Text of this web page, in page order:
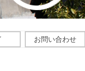
お問い合わせ